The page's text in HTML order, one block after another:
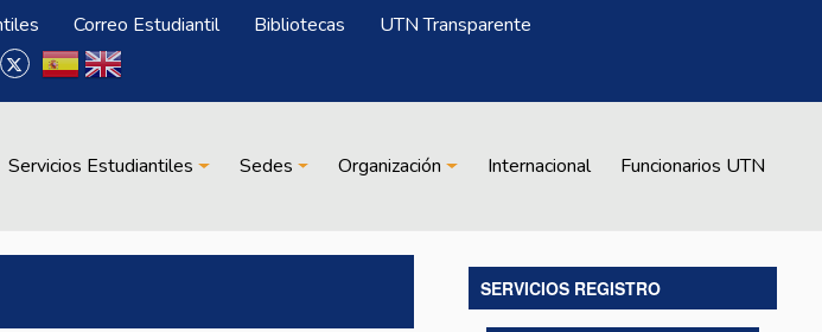
Correo Estudiantil Bibliotecas UTN Transparente
Servicios Estudiantiles Sedes Organización Internacional Funcionarios UTN
SERVICIOS REGISTRO